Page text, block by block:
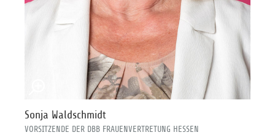
Sonja Waldschmidt
VORSITZENDE DER DBB FRAUENVERTRETUNG HESSEN